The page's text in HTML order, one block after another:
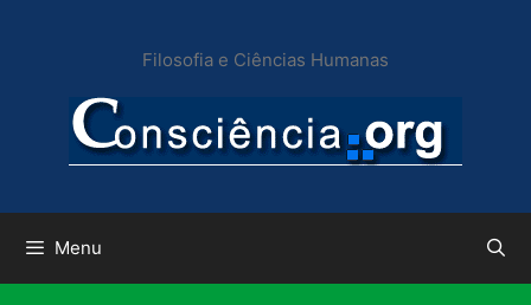
conteúdo
Filosofia e Ciências Humanas
Menu